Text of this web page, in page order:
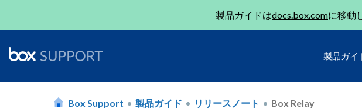
製品ガイドはdocs.box.comに移動
製品ガイ
Box Support 製品ガイド リリースノート Box Relay